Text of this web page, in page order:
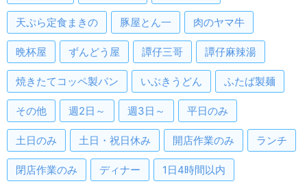
天ぷら定食まきの 豚屋とん一 肉のヤマ牛
晩杯屋 ずんどう屋 譚仔三哥 譚仔麻辣湯
焼きたてコッペ製パン いぶきうどん ふたば製麺
その他 週2日～ 週3日～ 平日のみ
土日のみ 土日・祝日休み 開店作業のみ ランチ
閉店作業のみ ディナー 1日4時間以内